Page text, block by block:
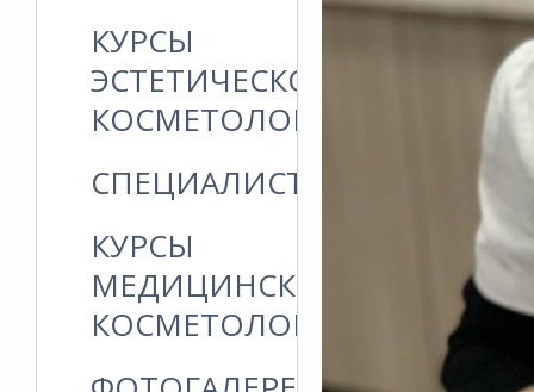
КУРСЫ
ЭСТЕТИЧЕСКОЙ
КОСМЕТОЛОГИИ
СПЕЦИАЛИСТЫ
КУРСЫ
МЕДИЦИНСКОЙ
КОСМЕТОЛОГИИ